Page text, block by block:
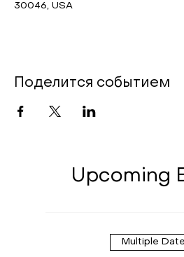
Upcoming
Multiple
30046, USA
Поделится событием